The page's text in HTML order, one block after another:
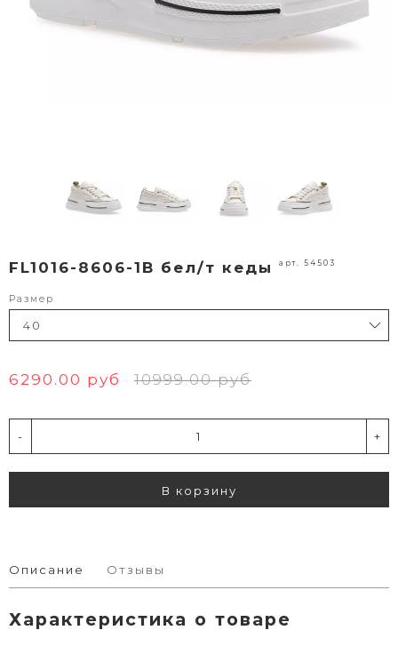
FL1016-8606-1B бел/т кеды арт. 54503
Размер
6290.00 руб 10999.00 руб
- +
В корзину
Описание Отзывы
Характеристика о товаре